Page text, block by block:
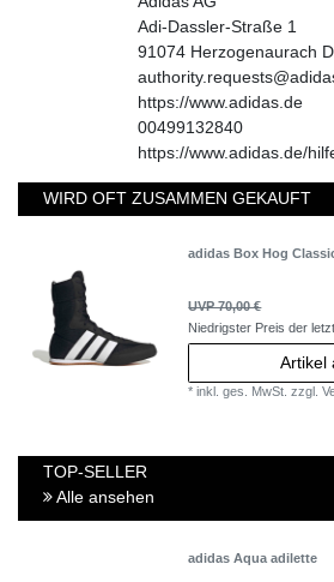
Adi-Dassler-Straße 1
91074 Herzogenaurach
https://www.adidas.de
00499132840
https://www.adidas.de/
WIRD OFT ZUSAMMEN GEKAUFT
adidas Box Hog
UVP 70,00 €
Niedrigster Preis der
Artikel
*inkl. ges. MwSt. zzgl.
TOP-SELLER
Alle ansehen
adidas Aqua adilette